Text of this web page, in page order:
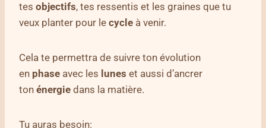
tes objectifs, tes ressentis et les graines que tu
veux planter pour le cycle à venir.
Cela te permettra de suivre ton évolution
en phase avec les lunes et aussi d’ancrer
ton énergie dans la matière.
Tu auras besoin: